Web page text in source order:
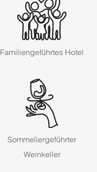
Familiengeführtes Hotel
Sommeliergeführter
Weinkeller